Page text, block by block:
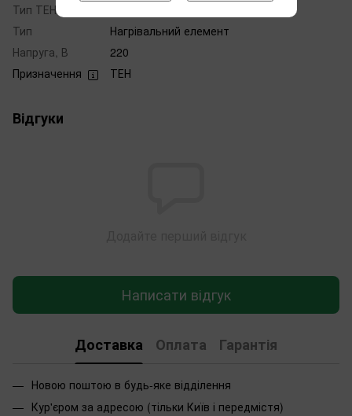
Тип ТЕНа
Тип
Нагрівальний елемент
Напруга, В
220
Призначення
ТЕН
Відгуки
Написати відгук
Доставка Оплата Гарантія
Новою поштою в будь-яке відділення
Кур'єром за адресою (тільки Київ і передмістя)